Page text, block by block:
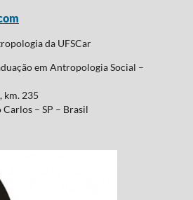
da UFSCar
em Antropologia Social –
km. 235
– SP – Brasil